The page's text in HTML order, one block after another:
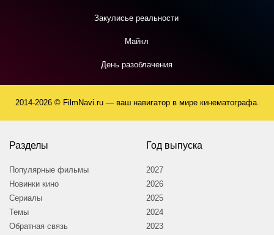
Закулисье реальности
Майкл
День разоблачения
2014-2026 © FilmNavi.ru — ваш навигатор в мире кинематографа.
Разделы
Популярные фильмы
Новинки кино
Сериалы
Темы
Обратная связь
Год выпуска
2027
2026
2025
2024
2023